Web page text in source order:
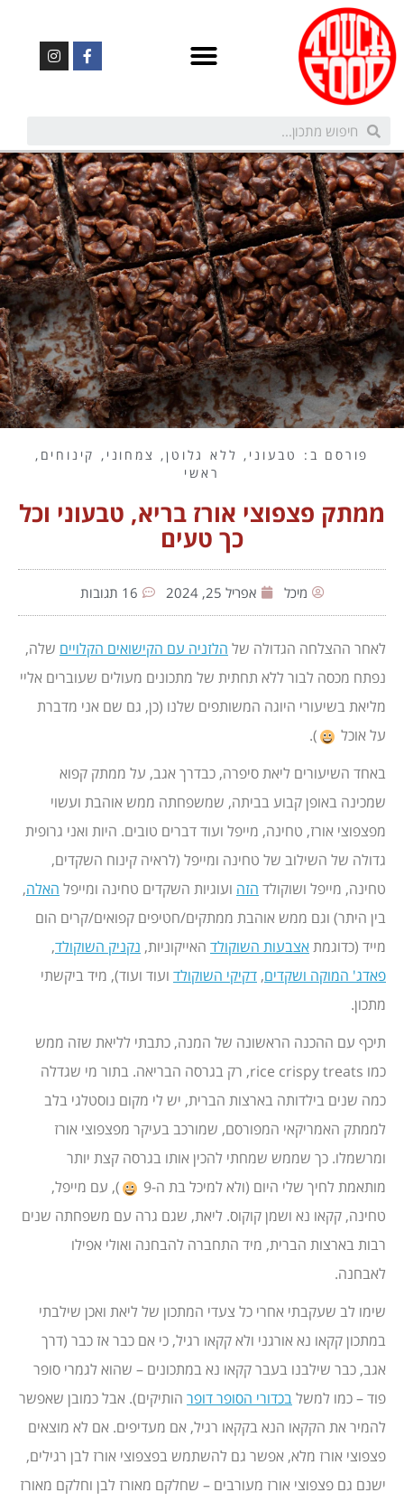
פורסם ב: טבעוני , ללא גלוטן, צמחוני , קינוחים ,
ראשי
ממתק פצפוצי אורז בריא, טבעוני וכל
כך טעים
מיכל אפריל 25, 2024 16 תגובות
לאחר ההצלחה הגדולה של הלזניה עם הקישואים הקלויים שלה,
נפתח מכסה לבור ללא תחתית של מתכונים מעולים שעוברים אליי
מליאת בשיעורי היוגה המשותפים שלנו (כן, גם שם אני מדברת
על אוכל
).
באחד השיעורים ליאת סיפרה, כבדרך אגב, על ממתק קפוא
שמכינה באופן קבוע בביתה, שמשפחתה ממש אוהבת ועשוי
מפצפוצי אורז, טחינה, מייפל ועוד דברים טובים. היות ואני גרופית
גדולה של השילוב של טחינה ומייפל (לראיה קינוח השקדים,
טחינה, מייפל ושוקולד הזה ועוגיות השקדים טחינה ומייפל האלה,
בין היתר) וגם ממש אוהבת ממתקים/חטיפים קפואים/קרים הום
מייד (כדוגמתאצבעות השוקולד האייקוניות, נקניק השוקולד,
פאדג' המוקה ושקדים, דקיקי השוקולד ועוד ועוד), מיד ביקשתי
מתכון.
תיכף עם ההכנה הראשונה של המנה, כתבתי לליאת שזה ממש
כמו rice crispy treats, רק בגרסה הבריאה. בתור מי שגדלה
כמה שנים בילדותה בארצות הברית, יש לי מקום נוסטלגי בלב
לממתק האמריקאי המפורסם, שמורכב בעיקר מפצפוצי אורז
ומרשמלו. כך שממש שמחתי להכין אותו בגרסה קצת יותר
מותאמת לחיך שלי היום (ולא למיכל בת ה-9
), עם מייפל,
טחינה, קקאו נא ושמן קוקוס. ליאת, שגם גרה עם משפחתה שנים
רבות בארצות הברית, מיד התחברה להבחנה ואולי אפילו
לאבחנה.
שימו לב שעקבתי אחרי כל צעדי המתכון של ליאת ואכן שילבתי
במתכון קקאו נא אורגני ולא קקאו רגיל, כי אם כבר אז כבר (דרך
אגב, כבר שילבנו בעבר קקאו נא במתכונים – שהוא לגמרי סופר
פוד – כמו למשלבכדורי הסופר דופר הותיקים). אבל כמובן שאפשר
להמיר את הקקאו הנא בקקאו רגיל, אם מעדיפים. אם לא מוצאים
פצפוצי אורז מלא, אפשר גם להשתמש בפצפוצי אורז לבן רגילים,
ישנם גם פצפוצי אורז מעורבים – שחלקם מאורז לבן וחלקם מאורז